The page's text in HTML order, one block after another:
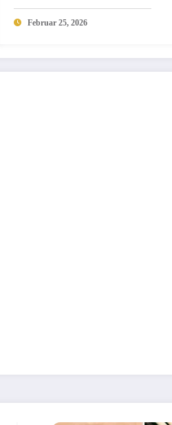
Aufbewahrung: Die
selbstsichernde Methode
Februar 25, 2026